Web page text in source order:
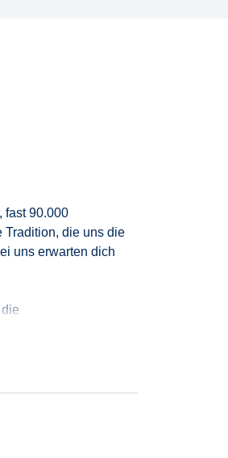
fast 90.000
Tradition, die uns die
uns erwarten dich